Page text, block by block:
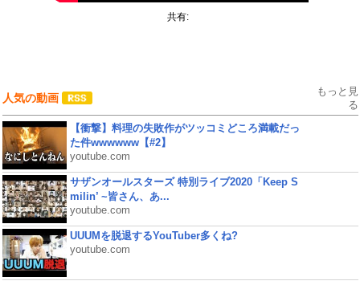
共有:
人気の動画
もっと見
る
【衝撃】料理の失敗作がツッコミどころ満載だっ
た件wwwwww【#2】
youtube.com
サザンオールスターズ 特別ライブ2020「Keep S
milin’ ~皆さん、あ...
youtube.com
UUUMを脱退するYouTuber多くね?
youtube.com